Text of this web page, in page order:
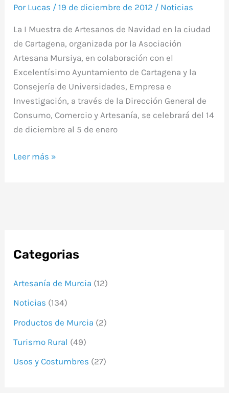
Por Lucas /19 de diciembre de 2012 / Noticias
La I Muestra de Artesanos de Navidad en la ciudad
de Cartagena, organizada por la Asociación
Artesana Mursiya, en colaboración con el
Excelentísimo Ayuntamiento de Cartagena y la
Consejería de Universidades, Empresa e
Investigación, a través de la Dirección General de
Consumo, Comercio y Artesanía, se celebrará del 14
de diciembre al 5 de enero
Leer más »
Categorias
Artesanía de Murcia (12)
Noticias (134)
Productos de Murcia (2)
Turismo Rural (49)
Usos y Costumbres (27)